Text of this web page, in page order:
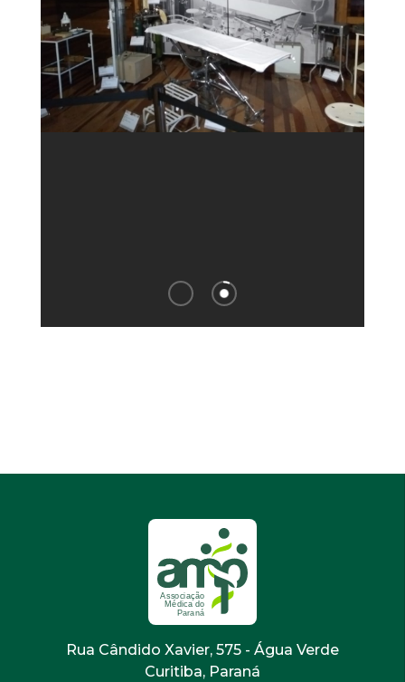
Rua Cândido Xavier, 575 - Água Verde
Curitiba, Paraná